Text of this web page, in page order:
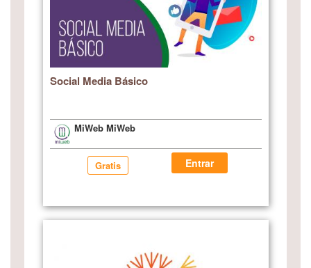
Social Media Básico
MiWeb MiWeb
Gratis Entrar